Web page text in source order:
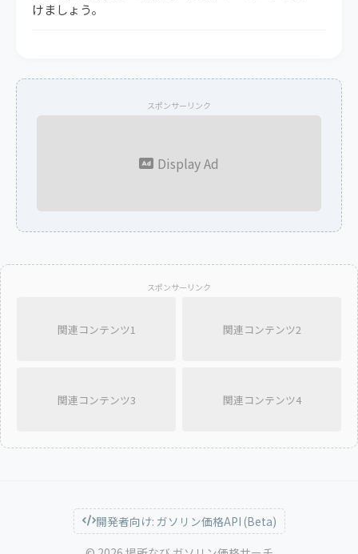
けましょう。
スポンサーリンク
Display Ad
スポンサーリンク
関連コンテンツ1 関連コンテンツ2
関連コンテンツ3 関連コンテンツ4
開発者向け: ガソリン価格API (Beta)